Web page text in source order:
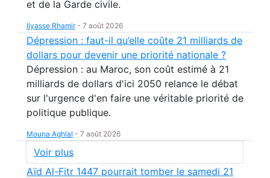
et de la Garde civile.
Ilyasse Rhamir- 7 août 2026
Dépression : faut-il qu’elle coûte 21 milliards de
dollars pour devenir une priorité nationale ?
Dépression : au Maroc, son coût estimé à 21
milliards de dollars d'ici 2050 relance le débat
sur l'urgence d'en faire une véritable priorité de
politique publique.
Mouna Aghlal - 7 août 2026
Voir plus
Aïd Al-Fitr 1447 pourrait tomber le samedi 21